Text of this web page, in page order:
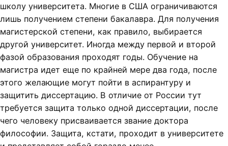
школу университета. Многие в США ограничиваются
лишь получением степени бакалавра. Для получения
магистерской степени, как правило, выбирается
другой университет. Иногда между первой и второй
фазой образования проходят годы. Обучение на
магистра идет еще по крайней мере два года, после
этого желающие могут пойти в аспирантуру и
защитить диссертацию. В отличие от России тут
требуется защита только одной диссертации, после
чего человеку присваивается звание доктора
философии. Защита, кстати, проходит в университете